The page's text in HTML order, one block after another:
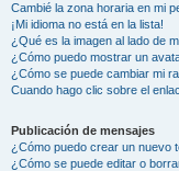
Cambié la zona horaria en mi
¡Mi idioma no está en la lista!
¿Qué es la imagen al lado de
¿Cómo puedo mostrar un
¿Cómo se puede cambiar mi
Cuando hago clic sobre el
Publicación de mensajes
¿Cómo puedo crear un nuevo
¿Cómo se puede editar o